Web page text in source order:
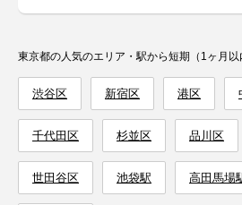
東京都の人気のエリア・駅から短期（1ヶ月
渋谷区 新宿区 港区
千代田区 杉並区 品川区
世田谷区 池袋駅 高田馬場